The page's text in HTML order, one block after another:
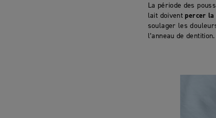
La période des
lait doiventpercer la
soulager les
l’anneau de dentition.